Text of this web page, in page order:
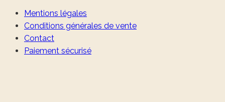
Mentions légales
Conditions générales de vente
Contact
Paiement sécurisé